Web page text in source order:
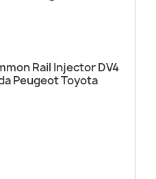
Rail Injector DV4
Peugeot Toyota